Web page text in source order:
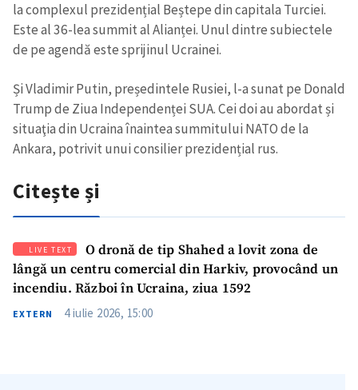
la complexul prezidențial Beștepe din capitala Turciei.
Este al 36-lea summit al Alianței. Unul dintre subiectele
de pe agendă este sprijinul Ucrainei.
Și Vladimir Putin, președintele Rusiei, l-a sunat pe Donald
Trump de Ziua Independenței SUA. Cei doi au abordat și
situaţia din Ucraina înaintea summitului NATO de la
Ankara, potrivit unui consilier prezidențial rus.
Citește și
LIVE TEXT
O dronă de tip Shahed a lovit zona de
lângă un centru comercial din Harkiv, provocând un
incendiu. Război în Ucraina, ziua 1592
EXTERN 4 iulie 2026, 15:00